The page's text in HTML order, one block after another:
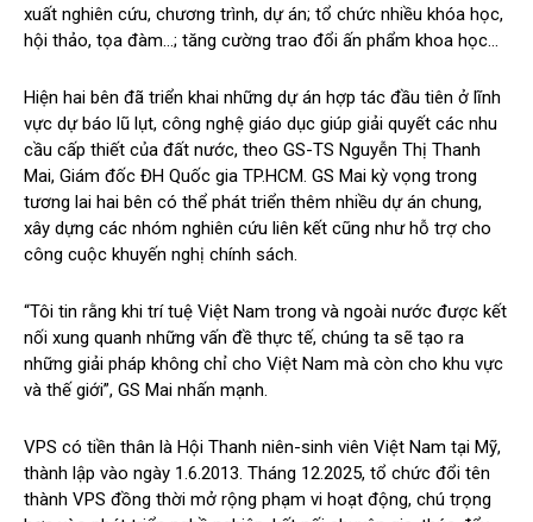
xuất nghiên cứu, chương trình, dự án; tổ chức nhiều khóa học,
hội thảo, tọa đàm…; tăng cường trao đổi ấn phẩm khoa học…
Hiện hai bên đã triển khai những dự án hợp tác đầu tiên ở lĩnh
vực dự báo lũ lụt, công nghệ giáo dục giúp giải quyết các nhu
cầu cấp thiết của đất nước, theo GS-TS Nguyễn Thị Thanh
Mai, Giám đốc ĐH Quốc gia TP.HCM. GS Mai kỳ vọng trong
tương lai hai bên có thể phát triển thêm nhiều dự án chung,
xây dựng các nhóm nghiên cứu liên kết cũng như hỗ trợ cho
công cuộc khuyến nghị chính sách.
“Tôi tin rằng khi trí tuệ Việt Nam trong và ngoài nước được kết
nối xung quanh những vấn đề thực tế, chúng ta sẽ tạo ra
những giải pháp không chỉ cho Việt Nam mà còn cho khu vực
và thế giới”, GS Mai nhấn mạnh.
VPS có tiền thân là Hội Thanh niên-sinh viên Việt Nam tại Mỹ,
thành lập vào ngày 1.6.2013. Tháng 12.2025, tổ chức đổi tên
thành VPS đồng thời mở rộng phạm vi hoạt động, chú trọng